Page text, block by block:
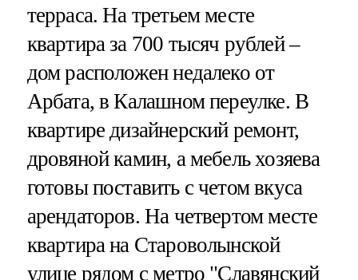
терраса. На третьем месте
квартира за 700 тысяч рублей –
дом расположен недалеко от
Арбата, в Калашном переулке. В
квартире дизайнерский ремонт,
дровяной камин, а мебель хозяева
готовы поставить с четом вкуса
арендаторов. На четвертом месте
квартира на Староволынской
улице рядом с метро "Славянский